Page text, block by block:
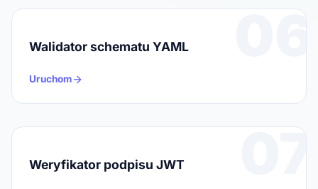
06
Walidator schematu YAML
Uruchom
07
Weryfikator podpisu JWT